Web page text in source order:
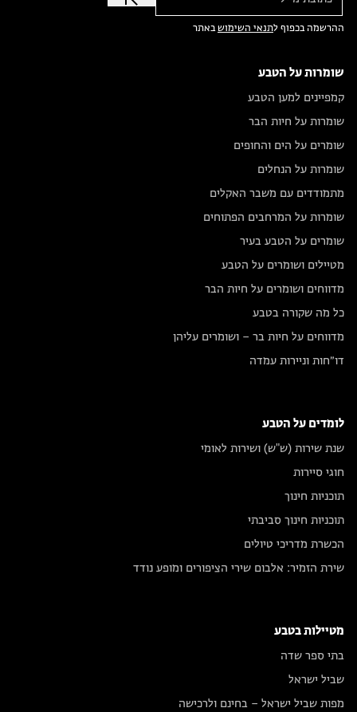
ההרשמה בכפוף לתנאי השימושבאתר
שומרות על הטבע
קמפיינים למען הטבע
שומרות על חיות הבר
שומרים על הים והחופים
שומרות על הנחלים
מתמודדים עם משבר האקלים
שומרות על המרחבים הפתוחים
שומרים על הטבע בעיר
מטיילים ושומרים על הטבע
מדווחים ושומרים על חיות הבר
כל מה שקורה בטבע
מדווחים על חיות בר – ושומרים עליהן
דו״חות וניירות עמדה
לומדים על הטבע
שנת שירות (ש"ש) ושירות לאומי
חוגי סיירות
תוכניות חינוך
תוכניות חינוך סביבתי
הכשרת מדריכי טיולים
שירת הזמיר: אלבום שירי הציפורים ומופע נודד
מטיילות בטבע
בתי ספר שדה
שביל ישראל
מפות שביל ישראל – בחינם ולרכישה